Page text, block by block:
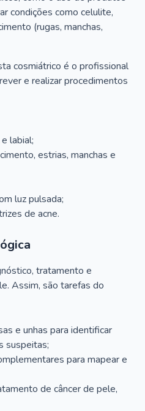
condições como celulite,
(rugas, manchas,
cosmiátrico é o profissional
e realizar procedimentos
labial;
estrias, manchas e
luz pulsada;
de acne.
tratamento e
Assim, são tarefas do
e unhas para identificar
suspeitas;
para mapear e
de câncer de pele,